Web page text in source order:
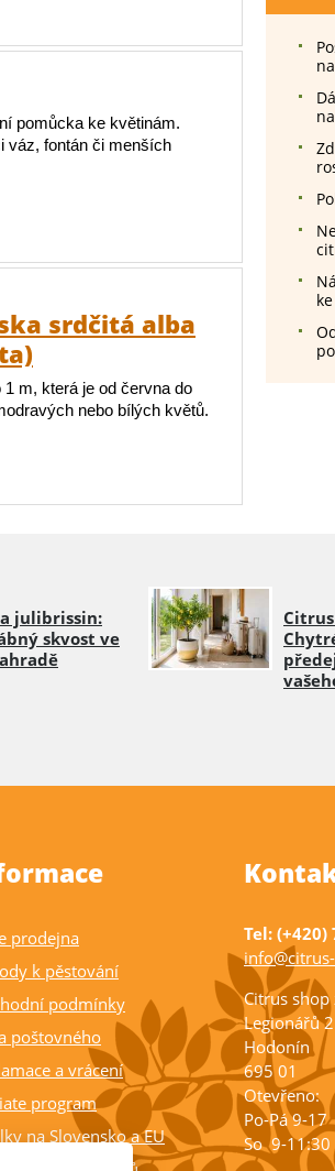
pomůcka ke květinám.
váz, fontán či menších
srdčitá alba
m, která je od června do
nebo bílých květů.
julibrissin:
skvost ve
prodejna
k pěstování
podmínky
poštovného
a vrácení
program
na Slovensko a EU
Tel: (+420)
Citrus
Legionářů 2
Hodonín
695 01
Otevřeno:
Po-Pá 9-17
So 9-11:30